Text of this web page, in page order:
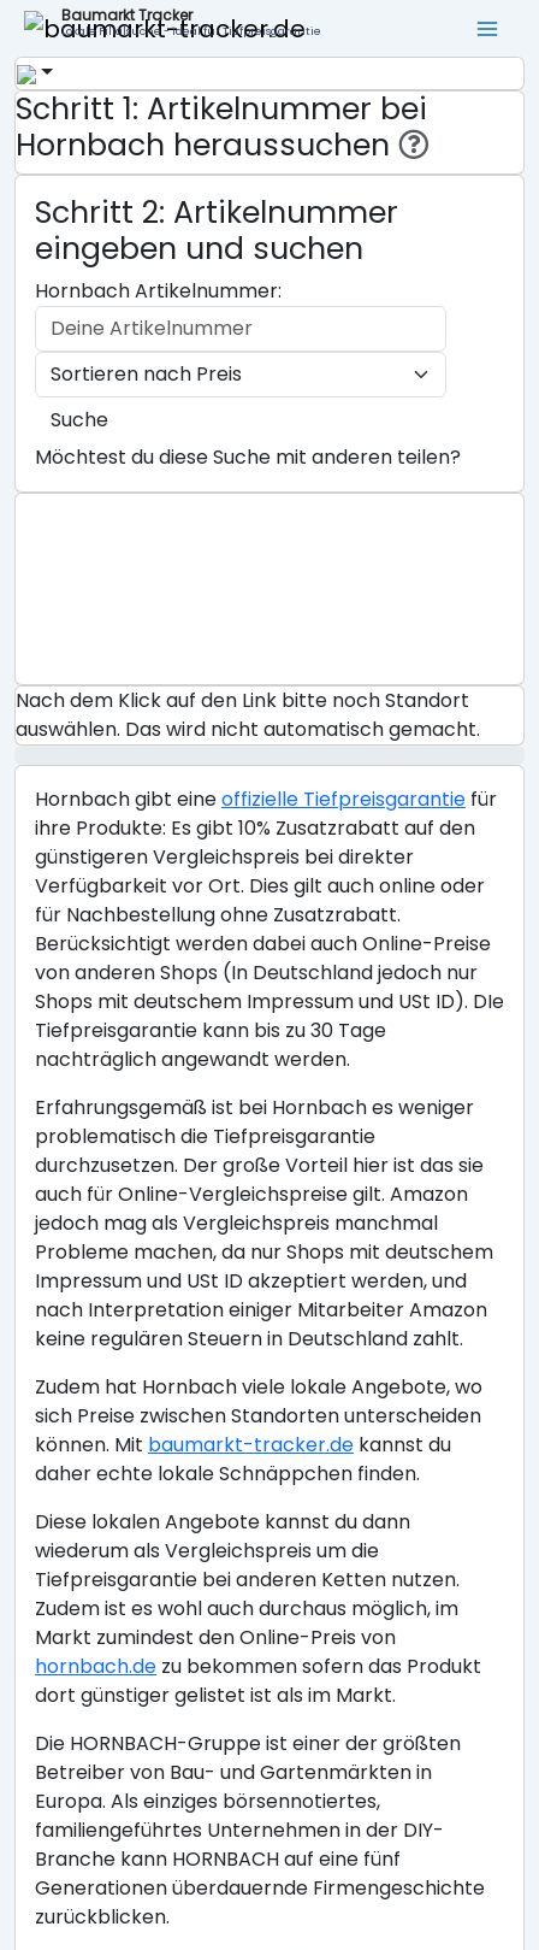
Baumarkt Tracker
Lokale Filialsuche - ideal für Tiefpreisgarantie
Schritt 1: Artikelnummer bei
Hornbach heraussuchen
Schritt 2: Artikelnummer
eingeben und suchen
Hornbach Artikelnummer:
Suche
Möchtest du diese Suche mit anderen teilen?
Nach dem Klick auf den Link bitte noch Standort
auswählen. Das wird nicht automatisch gemacht.
Hornbach gibt eineoffizielle Tiefpreisgarantie für
ihre Produkte: Es gibt 10% Zusatzrabatt auf den
günstigeren Vergleichspreis bei direkter
Verfügbarkeit vor Ort. Dies gilt auch online oder
für Nachbestellung ohne Zusatzrabatt.
Berücksichtigt werden dabei auch Online-Preise
von anderen Shops (In Deutschland jedoch nur
Shops mit deutschem Impressum und USt ID). DIe
Tiefpreisgarantie kann bis zu 30 Tage
nachträglich angewandt werden.
Erfahrungsgemäß ist bei Hornbach es weniger
problematisch die Tiefpreisgarantie
durchzusetzen. Der große Vorteil hier ist das sie
auch für Online-Vergleichspreise gilt. Amazon
jedoch mag als Vergleichspreis manchmal
Probleme machen, da nur Shops mit deutschem
Impressum und USt ID akzeptiert werden, und
nach Interpretation einiger Mitarbeiter Amazon
keine regulären Steuern in Deutschland zahlt.
Zudem hat Hornbach viele lokale Angebote, wo
sich Preise zwischen Standorten unterscheiden
können. Mit baumarkt-tracker.de kannst du
daher echte lokale Schnäppchen finden.
Diese lokalen Angebote kannst du dann
wiederum als Vergleichspreis um die
Tiefpreisgarantie bei anderen Ketten nutzen.
Zudem ist es wohl auch durchaus möglich, im
Markt zumindest den Online-Preis von
hornbach.de zu bekommen sofern das Produkt
dort günstiger gelistet ist als im Markt.
Die HORNBACH-Gruppe ist einer der größten
Betreiber von Bau- und Gartenmärkten in
Europa. Als einziges börsennotiertes,
familiengeführtes Unternehmen in der DIY-
Branche kann HORNBACH auf eine fünf
Generationen überdauernde Firmengeschichte
zurückblicken.